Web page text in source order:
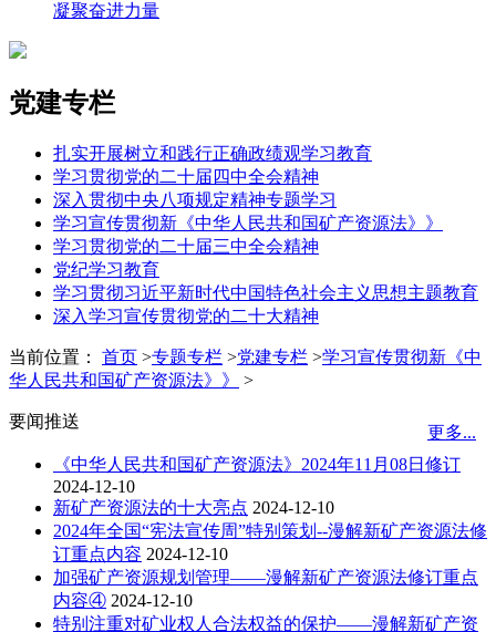
凝聚奋进力量
党建专栏
扎实开展树立和践行正确政绩观学习教育
学习贯彻党的二十届四中全会精神
深入贯彻中央八项规定精神专题学习
学习宣传贯彻新《中华人民共和国矿产资源法》》
学习贯彻党的二十届三中全会精神
党纪学习教育
学习贯彻习近平新时代中国特色社会主义思想主题教育
深入学习宣传贯彻党的二十大精神
当前位置： 首页 >专题专栏 >党建专栏 >学习宣传贯彻新《中
华人民共和国矿产资源法》》
>
要闻推送
更多...
《中华人民共和国矿产资源法》2024年11月08日修订
2024-12-10
新矿产资源法的十大亮点 2024-12-10
2024年全国“宪法宣传周”特别策划--漫解新矿产资源法修
订重点内容 2024-12-10
加强矿产资源规划管理——漫解新矿产资源法修订重点
内容④ 2024-12-10
特别注重对矿业权人合法权益的保护——漫解新矿产资